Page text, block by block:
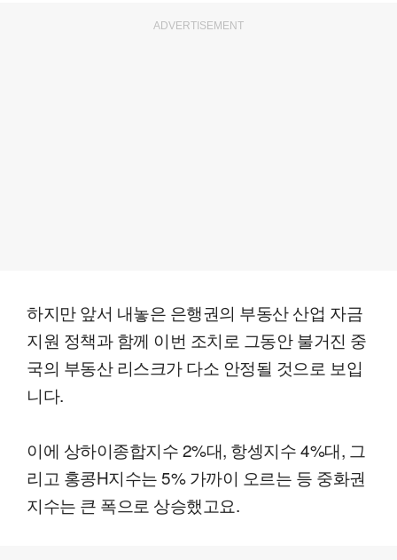
ADVERTISEMENT
하지만 앞서 내놓은 은행권의 부동산 산업 자금
지원 정책과 함께 이번 조치로 그동안 불거진 중
국의 부동산 리스크가 다소 안정될 것으로 보입
니다.
이에 상하이종합지수 2%대, 항셍지수 4%대, 그
리고 홍콩H지수는 5% 가까이 오르는 등 중화권
지수는 큰 폭으로 상승했고요.